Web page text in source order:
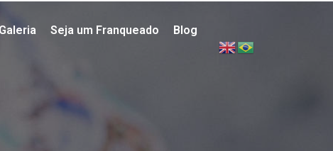
Galeria Seja um Franqueado Blog